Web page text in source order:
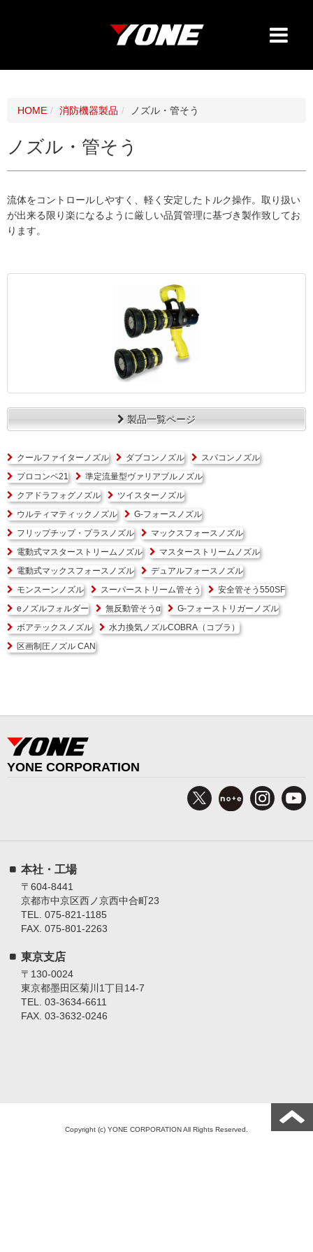
HOME 消防機器製品 ノズル・管そう
ノズル・管そう
流体をコントロールしやすく、軽く安定したトルク操作。取り扱い
が出来る限り楽になるように厳しい品質管理に基づき製作致してお
ります。
製品一覧ページ
クールファイターノズル ダブコンノズル
スパコンノズル
プロコンペ21
準定流量型ヴァリアブルノズル
クアドラフォグノズル
ツイスターノズル
ウルティマティックノズル
G-フォースノズル
フリップチップ・プラスノズル
マックスフォースノズル
電動式マスターストリームノズル
マスターストリームノズル
電動式マックスフォースノズル
デュアルフォースノズル
モンスーンノズル
スーパーストリーム管そう
安全管そう550SF
eノズルフォルダー
無反動管そうα
G-フォーストリガーノズル
ボアテックスノズル
水力換気ノズルCOBRA（コブラ）
区画制圧ノズル CAN
YONE CORPORATION
本社・工場
〒604-8441
京都市中京区西ノ京西中合町23
TEL. 075-821-1185
FAX. 075-801-2263
東京支店
〒130-0024
東京都墨田区菊川1丁目14-7
TEL. 03-3634-6611
FAX. 03-3632-0246
Copyright (c) YONE CORPORATION All Rights Reserved.